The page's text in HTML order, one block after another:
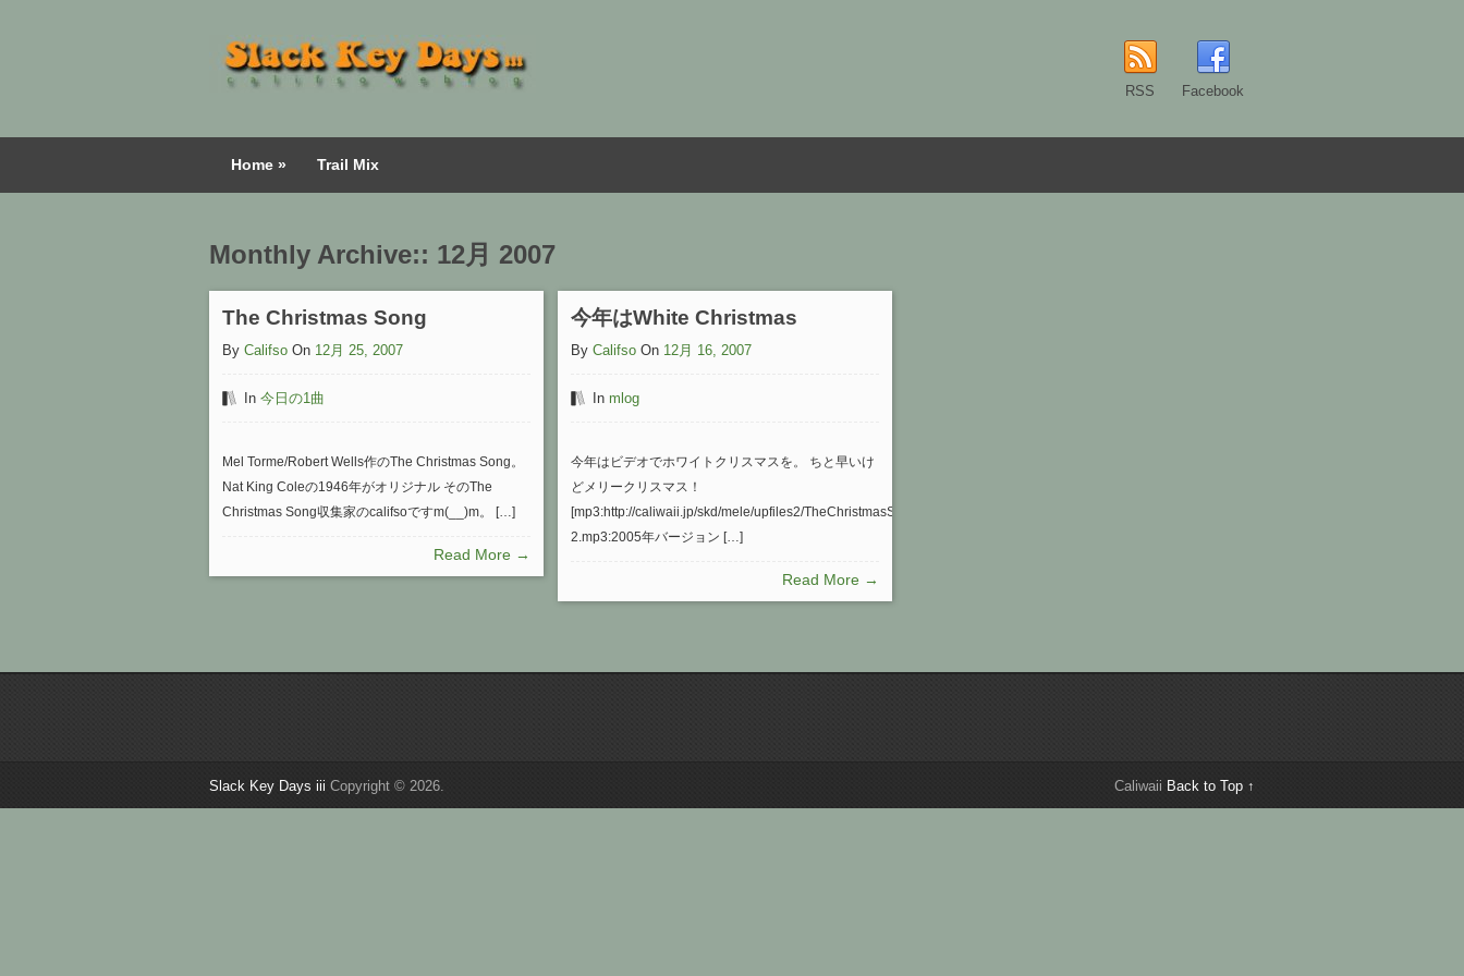
RSS Facebook
Home » Trail Mix
Monthly Archive:: 12月 2007
The Christmas Song
ByCalifso On 12月 25, 2007
In今日の1曲
Mel Torme/Robert Wells作のThe Christmas Song。
Nat King Coleの1946年がオリジナル そのThe
Christmas Song収集家のcalifsoですm(__)m。 […]
Read More →
今年はWhite Christmas
ByCalifso On 12月 16, 2007
In mlog
今年はビデオでホワイトクリスマスを。 ちと早いけ
どメリークリスマス！
[mp3:http://caliwaii.jp/skd/mele/upfiles2/TheChristmasSong-
2.mp3:2005年バージョン […]
Read More →
Slack Key Days iii Copyright © 2026. Caliwaii Back to Top ↑